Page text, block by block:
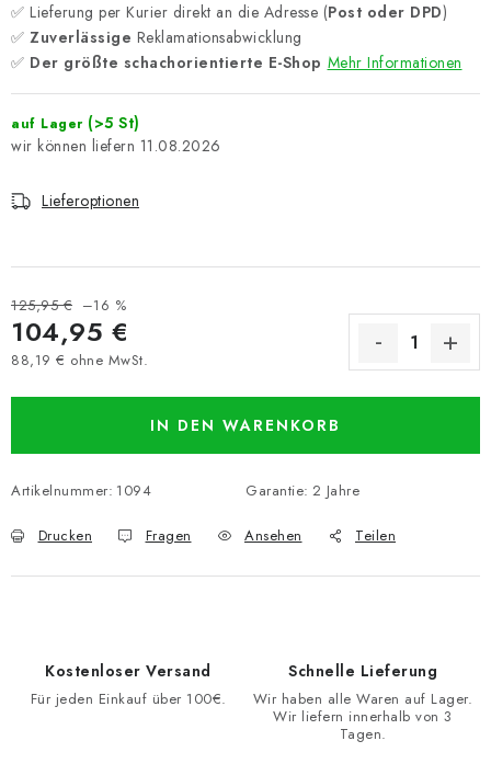
✅ Lieferung per Kurier direkt an die Adresse (Post oder DPD)
✅ Zuverlässige Reklamationsabwicklung
✅ Der größte schachorientierte E-Shop Mehr Informationen
auf Lager (>5 St)
11.08.2026
Lieferoptionen
125,95 € –16 %
104,95 €
88,19 € ohne MwSt.
IN DEN WARENKORB
Artikelnummer: 1094 Garantie: 2 Jahre
Drucken Fragen Ansehen Teilen
Kostenloser Versand
Für jeden Einkauf über 100€.
Schnelle Lieferung
Wir haben alle Waren auf Lager.
Wir liefern innerhalb von 3
Tagen.